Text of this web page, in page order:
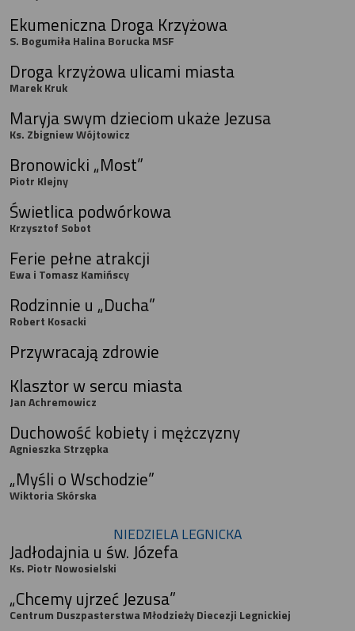
Ekumeniczna Droga Krzyżowa
S. Bogumiła Halina Borucka MSF
Droga krzyżowa ulicami miasta
Marek Kruk
Maryja swym dzieciom ukaże Jezusa
Ks. Zbigniew Wójtowicz
Bronowicki „Most”
Piotr Klejny
Świetlica podwórkowa
Krzysztof Sobot
Ferie pełne atrakcji
Ewa i Tomasz Kamińscy
Rodzinnie u „Ducha”
Robert Kosacki
Przywracają zdrowie
Klasztor w sercu miasta
Jan Achremowicz
Duchowość kobiety i mężczyzny
Agnieszka Strzępka
„Myśli o Wschodzie”
Wiktoria Skórska
NIEDZIELA LEGNICKA
Jadłodajnia u św. Józefa
Ks. Piotr Nowosielski
„Chcemy ujrzeć Jezusa”
Centrum Duszpasterstwa Młodzieży Diecezji Legnickiej